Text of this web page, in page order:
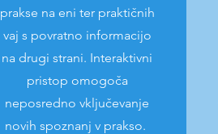
prakse na eni ter praktičnih
vaj s povratno informacijo
na drugi strani. Interaktivni
pristop omogoča
neposredno vključevanje
novih spoznanj v prakso.